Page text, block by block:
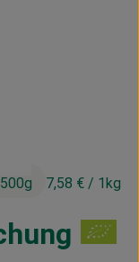
7,58 € / 1kg